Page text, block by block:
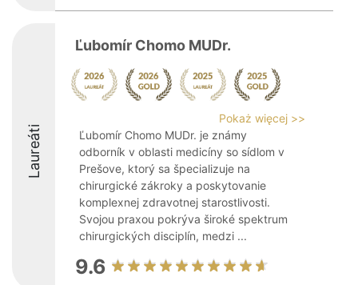
Laureáti
Ľubomír Chomo MUDr.
Pokaż więcej >>
Ľubomír Chomo MUDr. je známy
odborník v oblasti medicíny so sídlom v
Prešove, ktorý sa špecializuje na
chirurgické zákroky a poskytovanie
komplexnej zdravotnej starostlivosti.
Svojou praxou pokrýva široké spektrum
chirurgických disciplín, medzi ...
9.6